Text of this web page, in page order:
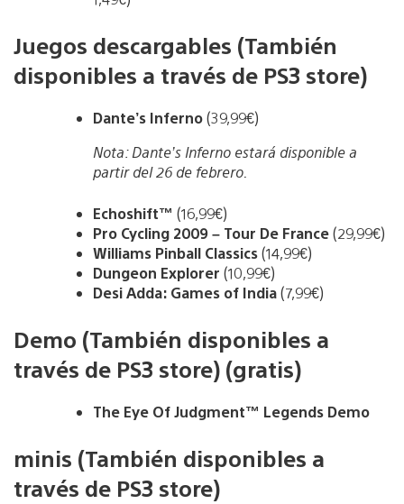
Juegos descargables (También
disponibles a través de PS3 store)
Dante’s Inferno(39,99€)
Nota: Dante’s Inferno estará disponible a
partir del 26 de febrero.
Echoshift™ (16,99€)
Pro Cycling 2009 – Tour De France(29,99€)
Williams Pinball Classics(14,99€)
Dungeon Explorer (10,99€)
Desi Adda: Games of India(7,99€)
Demo (También disponibles a
través de PS3 store) (gratis)
The Eye Of Judgment™ Legends Demo
minis (También disponibles a
través de PS3 store)